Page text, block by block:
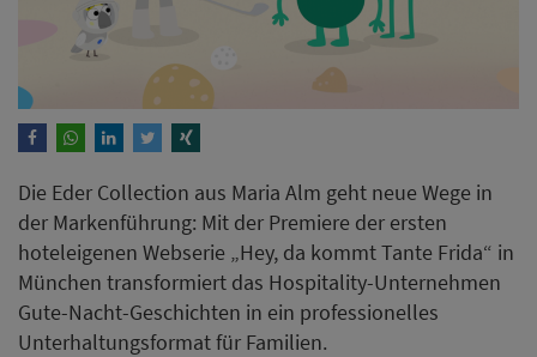
Die Eder Collection aus Maria Alm geht neue Wege in
der Markenführung: Mit der Premiere der ersten
hoteleigenen Webserie „Hey, da kommt Tante Frida“ in
München transformiert das Hospitality-Unternehmen
Gute-Nacht-Geschichten in ein professionelles
Unterhaltungsformat für Familien.